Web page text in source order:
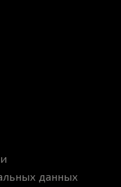
данных